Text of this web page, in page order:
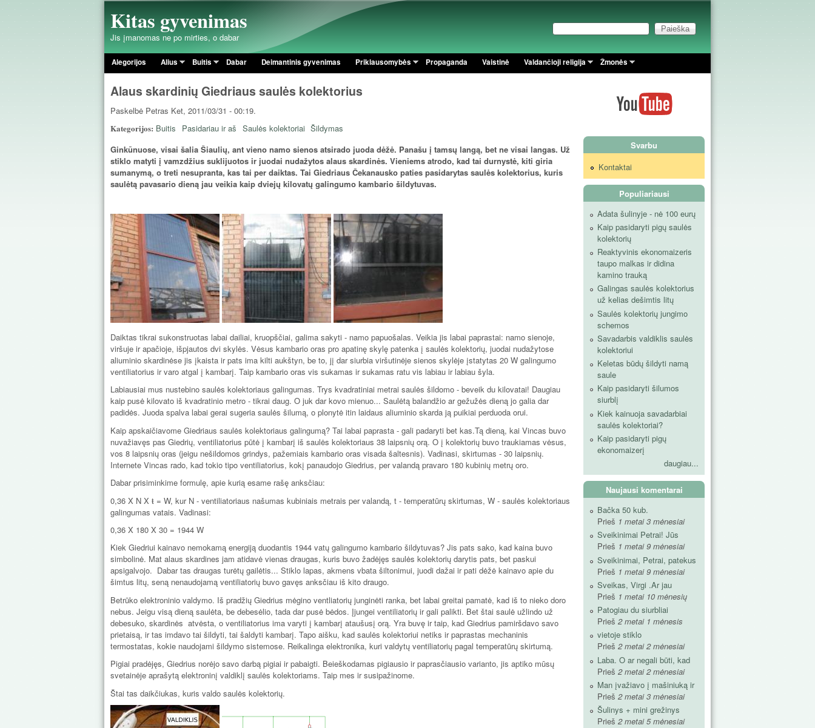
Pereiti į pagrindinį turinį
Kitas gyvenimas
Jis įmanomas ne po mirties, o dabar Paieškos forma
Paieška
Pagrindinis meniu
Alegorijos Alius Buitis Dabar Deimantinis gyvenimas Priklausomybės Propaganda Vaistinė Valdančioji religija Žmonės
Alaus skardinių Giedriaus saulės kolektorius
Paskelbė Petras Ket, 2011/03/31 - 00:19.
Kategorijos: Buitis Pasidariau ir aš Saulės kolektoriai Šildymas
Ginkūnuose, visai šalia Šiaulių, ant vieno namo sienos atsirado juoda dėžė. Panašu į tamsų langą, bet ne visai langas. Už
stiklo matyti į vamzdžius suklijuotos ir juodai nudažytos alaus skardinės. Vieniems atrodo, kad tai durnystė, kiti giria
sumanymą, o treti nesupranta, kas tai per daiktas. Tai Giedriaus Čekanausko paties pasidarytas saulės kolektorius, kuris
saulėtą pavasario dieną jau veikia kaip dviejų kilovatų galingumo kambario šildytuvas.
Daiktas tikrai sukonstruotas labai dailiai, kruopščiai, galima sakyti - namo papuošalas. Veikia jis labai paprastai: namo sienoje,
viršuje ir apačioje, išpjautos dvi skylės. Vėsus kambario oras pro apatinę skylę patenka į saulės kolektorių, juodai nudažytose
aliuminio skardinėse jis įkaista ir pats ima kilti aukštyn, be to, jį dar siurbia viršutinėje sienos skylėje įstatytas 20 W galingumo
ventiliatorius ir varo atgal į kambarį. Taip kambario oras vis sukamas ir sukamas ratu vis labiau ir labiau šyla.
Labiausiai mus nustebino saulės kolektoriaus galingumas. Trys kvadratiniai metrai saulės šildomo - beveik du kilovatai! Daugiau
kaip pusė kilovato iš kvadratinio metro - tikrai daug. O juk dar kovo mienuo... Saulėtą balandžio ar gežužės dieną jo galia dar
padidės. Juoda spalva labai gerai sugeria saulės šilumą, o plonytė itin laidaus aliuminio skarda ją puikiai perduoda orui.
Kaip apskaičiavome Giedriaus saulės kolektoriaus galingumą? Tai labai paprasta - gali padaryti bet kas.Tą dieną, kai Vincas buvo
nuvažiavęs pas Giedrių, ventiliatorius pūtė į kambarį iš saulės kolektoriaus 38 laipsnių orą. O į kolektorių buvo traukiamas vėsus,
vos 8 laipsnių oras (jeigu nešildomos grindys, pažemiais kambario oras visada šaltesnis). Vadinasi, skirtumas - 30 laipsnių.
Internete Vincas rado, kad tokio tipo ventiliatorius, kokį panaudojo Giedrius, per valandą pravaro 180 kubinių metrų oro.
Dabar prisiminkime formulę, apie kurią esame rašę anksčiau:
0,36 X N X ŧ = W, kur N - ventiliatoriaus našumas kubiniais metrais per valandą, t - temperatūrų skirtumas, W - saulės kolektoriaus
galingumas vatais. Vadinasi:
0,36 X 180 X 30 = 1944 W
Kiek Giedriui kainavo nemokamą energiją duodantis 1944 vatų galingumo kambario šildytuvas? Jis pats sako, kad kaina buvo
simbolinė. Mat alaus skardines jam atidavė vienas draugas, kuris buvo žadėjęs saulės kolektorių darytis pats, bet paskui
apsigalvojo. Dabar tas draugas turėtų gailėtis... Stiklo lapas, akmens vbata šiltonimui, juodi dažai ir pati dėžė kainavo apie du
šimtus litų, seną nenaudojamą ventiliatorių buvo gavęs anksčiau iš kito draugo.
Betrūko elektroninio valdymo. Iš pradžių Giedrius mėgino ventliatorių junginėti ranka, bet labai greitai pamatė, kad iš to nieko doro
nebus. Jeigu visą dieną saulėta, be debesėlio, tada dar pusė bėdos. Įjungei ventiliatorių ir gali palikti. Bet štai saulė užlindo už
debesuko, skardinės atvėsta, o ventiliatorius ima varyti į kambarį ataušusį orą. Yra buvę ir taip, kad Giedrius pamiršdavo savo
prietaisą, ir tas imdavo tai šildyti, tai šaldyti kambarį. Tapo aišku, kad saulės kolektoriui netiks ir paprastas mechaninis
termostatas, kokie naudojami šildymo sistemose. Reikalinga elektronika, kuri valdytų ventiliatorių pagal temperatūrų skirtumą.
Pigiai pradėjęs, Giedrius norėjo savo darbą pigiai ir pabaigti. Beieškodamas pigiausio ir paprasčiausio varianto, jis aptiko mūsų
svetainėje aprašytą elektroninį valdiklį saulės kolektoriams. Taip mes ir susipažinome.
Štai tas daikčiukas, kuris valdo saulės kolektorių.
Svarbu
Kontaktai
Populiariausi
Adata šulinyje - nė 100 eurų
Kaip pasidaryti pigų saulės
kolektorių
Reaktyvinis ekonomaizeris
taupo malkas ir didina
kamino trauką
Galingas saulės kolektorius
už kelias dešimtis litų
Saulės kolektorių jungimo
schemos
Savadarbis valdiklis saulės
kolektoriui
Keletas būdų šildyti namą
saule
Kaip pasidaryti šilumos
siurblį
Kiek kainuoja savadarbiai
saulės kolektoriai?
Kaip pasidaryti pigų
ekonomaizerį
daugiau...
Naujausi komentarai
Bačka 50 kub.
Prieš 1 metai 3 mėnesiai
Sveikinimai Petrai! Jūs
Prieš 1 metai 9 mėnesiai
Sveikinimai, Petrai, patekus
Prieš 1 metai 9 mėnesiai
Sveikas, Virgi .Ar jau
Prieš 1 metai 10 mėnesių
Patogiau du siurbliai
Prieš 2 metai 1 mėnesis
vietoje stiklo
Prieš 2 metai 2 mėnesiai
Laba. O ar negali būti, kad
Prieš 2 metai 2 mėnesiai
Man įvažiavo į mašiniuką ir
Prieš 2 metai 3 mėnesiai
Šulinys + mini grežinys
Prieš 2 metai 5 mėnesiai